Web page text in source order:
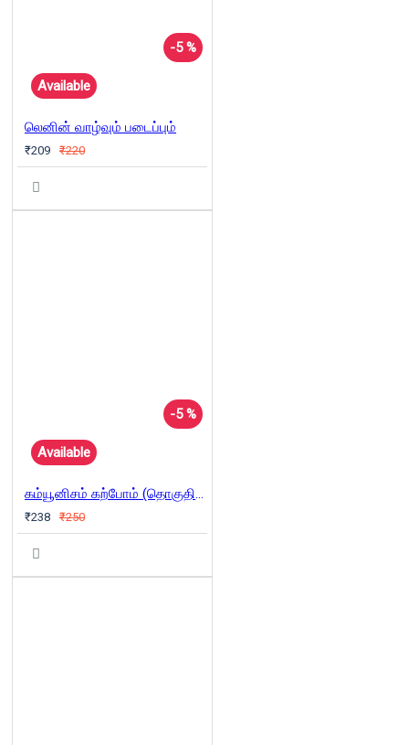
-5 %
Available
லெனின் வாழ்வும் படைப்பும்
₹209 ₹220
-5 %
Available
கம்யூனிசம் கற்போம் (தொகுதி 1)
₹238 ₹250